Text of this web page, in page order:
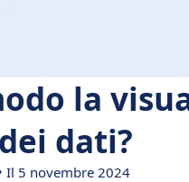
la
dati?
Il 5 novembre 2024